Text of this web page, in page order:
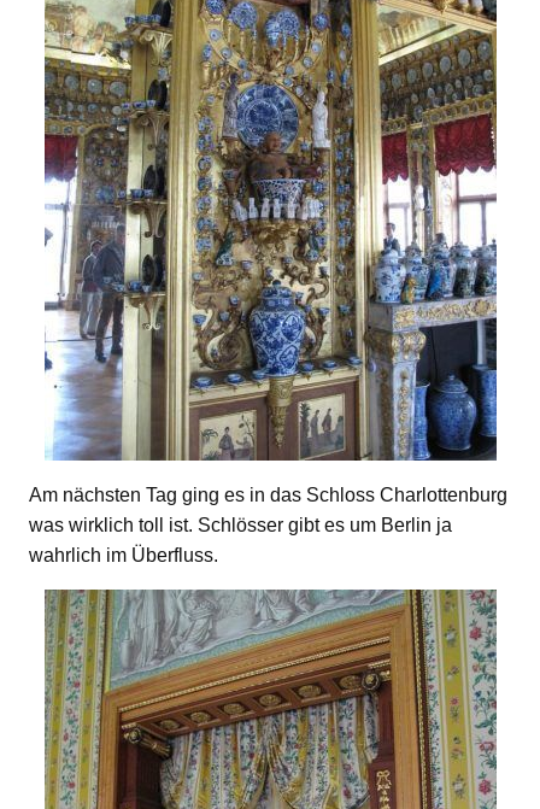
Am nächsten Tag ging es in das Schloss Charlottenburg
was wirklich toll ist. Schlösser gibt es um Berlin ja
wahrlich im Überfluss.